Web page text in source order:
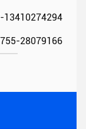
13410274294
28079166